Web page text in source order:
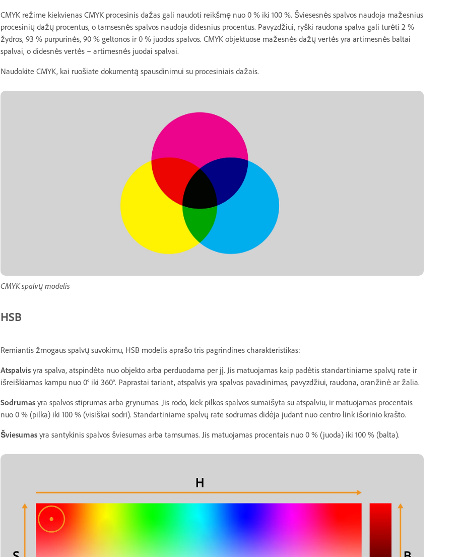
CMYK režime kiekvienas CMYK procesinis dažas gali naudoti reikšmę nuo 0 % iki 100 %. Šviesesnės spalvos naudoja mažesnius
procesinių dažų procentus, o tamsesnės spalvos naudoja didesnius procentus. Pavyzdžiui, ryški raudona spalva gali turėti 2 %
žydros, 93 % purpurinės, 90 % geltonos ir 0 % juodos spalvos. CMYK objektuose mažesnės dažų vertės yra artimesnės baltai
spalvai, o didesnės vertės – artimesnės juodai spalvai.
Naudokite CMYK, kai ruošiate dokumentą spausdinimui su procesiniais dažais.
CMYK spalvų modelis
HSB
Remiantis žmogaus spalvų suvokimu, HSB modelis aprašo tris pagrindines charakteristikas:
Atspalvis yra spalva, atspindėta nuo objekto arba perduodama per jį. Jis matuojamas kaip padėtis standartiniame spalvų rate ir
išreiškiamas kampu nuo 0° iki 360°. Paprastai tariant, atspalvis yra spalvos pavadinimas, pavyzdžiui, raudona, oranžinė ar žalia.
Sodrumas yra spalvos stiprumas arba grynumas. Jis rodo, kiek pilkos spalvos sumaišyta su atspalviu, ir matuojamas procentais
nuo 0 % (pilka) iki 100 % (visiškai sodri). Standartiniame spalvų rate sodrumas didėja judant nuo centro link išorinio krašto.
Šviesumas yra santykinis spalvos šviesumas arba tamsumas. Jis matuojamas procentais nuo 0 % (juoda) iki 100 % (balta).